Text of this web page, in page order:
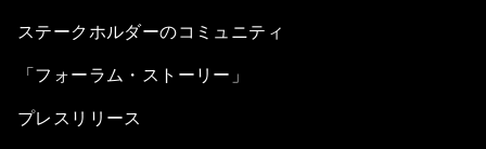
ステークホルダーのコミュニティ
「フォーラム・ストーリー」
プレスリリース